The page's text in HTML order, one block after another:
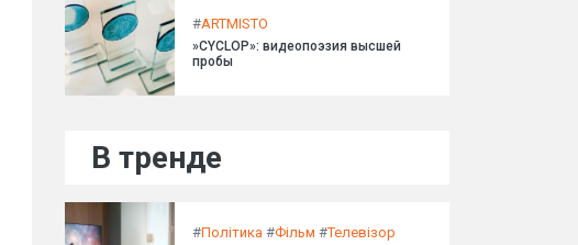
#ARTMISTO
»CYCLOP»: видеопоэзия высшей
пробы
В тренде
#Політика #Фільм #Телевізор